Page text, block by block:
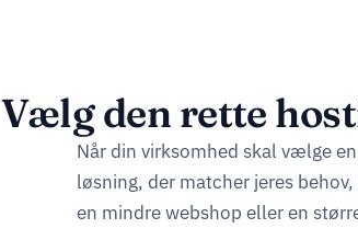
Vælg den rette
Når din virksomhed skal vælge
løsning, der matcher jeres
en mindre webshop eller en